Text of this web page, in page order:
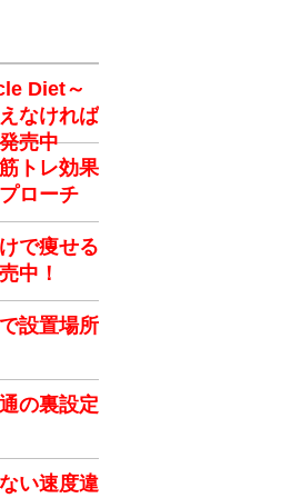
Diet～
なければ
売中
トレ効果
ローチ
で痩せる
中！
設置場所
の裏設定
い速度違